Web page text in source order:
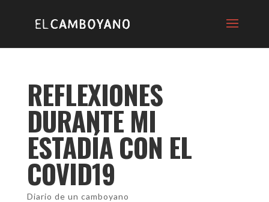
REFLEXIONES
DURANTE MI
ESTADÍA CON EL
COVID19
Diario de un camboyano